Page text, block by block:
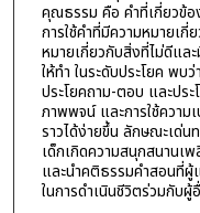
คุณธรรม คือ คำที่เกี่ยวข้อ
การใช้คำที่มีความหมายเ
หมายเกี่ยวกับสิ่งที่ไม่ดีแล
ให้ทำ ในระดับประโยค พ
ประโยคถาม-ตอบ และประ
ภาพพจน์ และการใช้ความ
ราวได้ง่ายขึ้น ลักษณะเด่น
เด็กเกิดความสนุกสนานเ
และนำคติธรรมคำสอนที่ผู้
ในการดำเนินชีวิตร่วมกับผู้